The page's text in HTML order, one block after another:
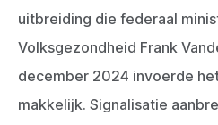
uitbreiding die federaal
Volksgezondheid Frank
december 2024 invoerde
makkelijk. Signalisatie